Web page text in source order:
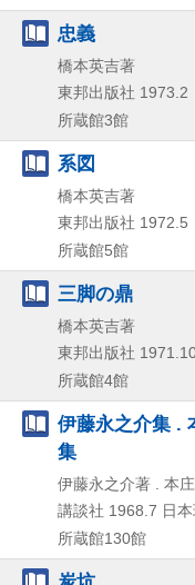
忠義
橋本英吉著
東邦出版社 1973.2
所蔵館3館
系図
橋本英吉著
東邦出版社 1972.5
所蔵館5館
三脚の鼎
橋本英吉著
東邦出版社
所蔵館4館
伊藤永之介集 .
集
伊藤永之介著 . 本
講談社 1968.7 日
所蔵館130館